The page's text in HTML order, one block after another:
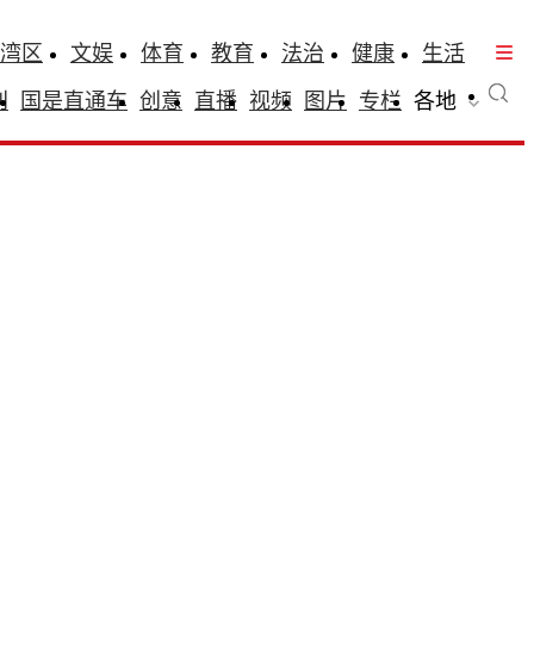
区 文娱 体育 教育 法治 健康
生活
国是直通车 创意 直播 视频 图片 专栏 各地